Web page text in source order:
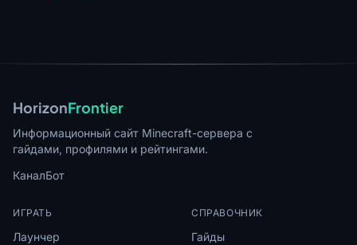
HorizonFrontier
Информационный сайт Minecraft-сервера с
гайдами, профилями и рейтингами.
КаналБот
ИГРАТЬ
Лаунчер
СПРАВОЧНИК
Гайды